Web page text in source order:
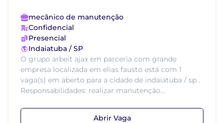
mecânico de manutenção
Confidencial
Presencial
Indaiatuba / SP
O grupo arbeit ajax em parceria com grande
empresa localizada em elias fausto está com 1
vaga(s) em aberto para a cidade de indaiatuba / sp .
Responsabilidades: realizar manutenção...
Abrir Vaga